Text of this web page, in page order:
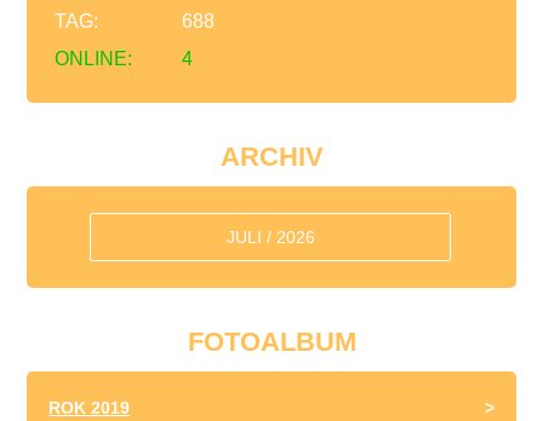
ONLINE: 4
TAG:
688
ARCHIV
JULI / 2026
FOTOALBUM
ROK 2019